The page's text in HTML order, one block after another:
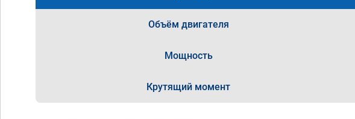
Объём двигателя
Мощность
Крутящий момент